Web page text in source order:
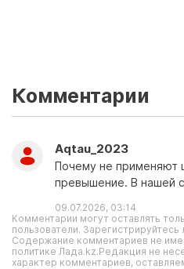
Комментарии
Aqtau_2023
Почему не применяют
превышение. В нашей
09.07.2026, 03:14
Комментарии могут оставлять
пользователи. Зарегистрируйтесь
Содержание комментариев не
политике Лада.kz.Редакция не
характер комментариев,